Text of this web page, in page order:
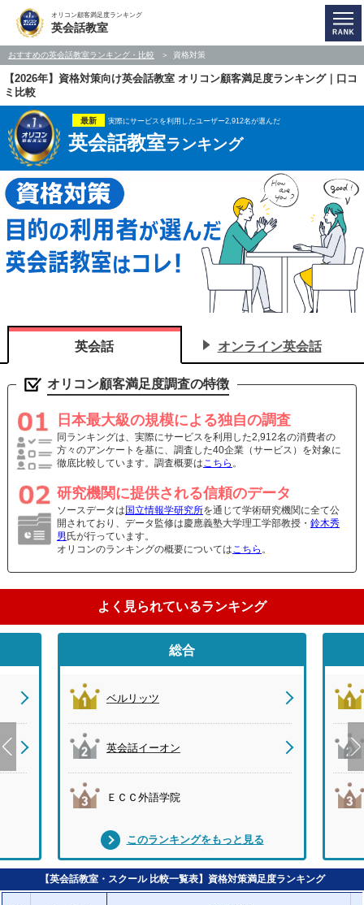
オリコン顧客満足度ランキング
英会話教室
おすすめの英会話教室ランキング・比較 資格対策
【2026年】資格対策向け英会話教室 オリコン顧客満足度ランキング｜口コ
ミ比較
最新 実際にサービスを利用したユーザー2,912名が選んだ
英会話教室ランキング
英会話 オンライン英会話
オリコン顧客満足度調査の特徴
日本最大級の規模による独自の調査
同ランキングは、実際にサービスを利用した2,912名の消費者の
方々のアンケートを基に、調査した40企業（サービス）を対象に
徹底比較しています。調査概要はこちら 。
研究機関に提供される信頼のデータ
ソースデータは 国立情報学研究所を通じて学術研究機関に全て公
開されており、データ監修は慶應義塾大学理工学部教授・ 鈴木秀
男 氏が行っています。
オリコンのランキングの概要についてはこちら 。
よく見られているランキング
総合
ベルリッツ
英会話イーオン
ＥＣＣ外語学院
このランキングをもっと見る
【英会話教室・スクール 比較一覧表】資格対策満足度ランキング